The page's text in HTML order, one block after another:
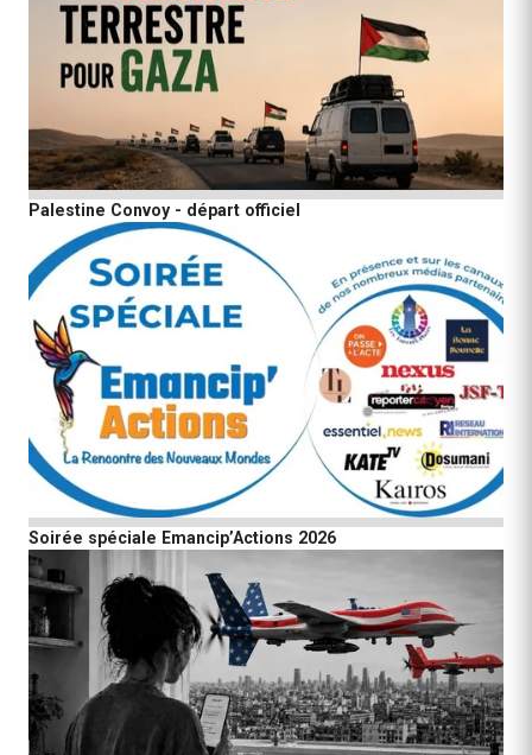
Palestine Convoy - départ officiel
Soirée spéciale Emancip’Actions 2026